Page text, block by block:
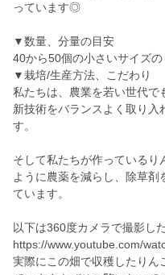
っています◎
▼数量、分量の目安
40から50個の小さいサイズ
▼栽培/生産方法、こだわり
私たちは、農業を若い世代で
新技術をバランスよく取り入
す。
そして私たちが作っているり
ように農薬を減らし、除草剤
ています。
以下は360度カメラで撮影し
https://www.youtube.com/
実際にこの畑で収穫したりん